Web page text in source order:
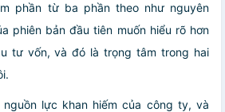
phần từ ba phần theo như nguyên
phiên bản đầu tiên muốn hiểu rõ hơn
tư vốn, và đó là trọng tâm trong hai
lực khan hiếm của công ty, và